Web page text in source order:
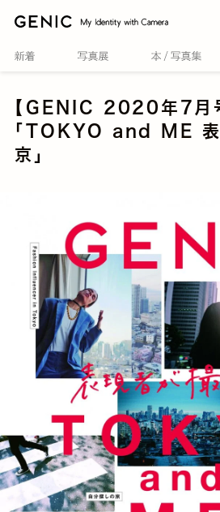
【GENIC 2020年7月
「TOKYO and ME 表
京」